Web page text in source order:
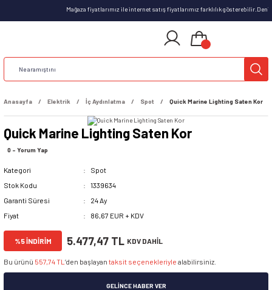
Mağaza fiyatlarımız ile internet satış fiyatlarımız farklılık
Anasayfa Elektrik İç Aydınlatma Spot Quick Marine Lighting Saten Kor
Quick Marine Lighting Saten Kor
0 - Yorum Yap
Kategori
Spot
Stok Kodu
1339634
Garanti Süresi
24 Ay
Fiyat
86,67 EUR + KDV
%5 İNDİRİM 5.477,47 TL KDV DAHİL
Bu ürünü 557,74 TL ’den başlayan taksit seçenekleriyle alabilirsiniz.
GELINCE HABER VER